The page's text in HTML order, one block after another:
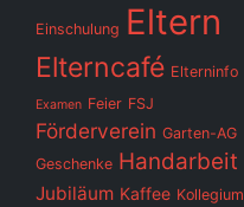
Einschulung Eltern
Elterncafé Elterninfo
Examen Feier FSJ
Förderverein Garten-AG
Geschenke Handarbeit
Jubiläum Kaffee Kollegium